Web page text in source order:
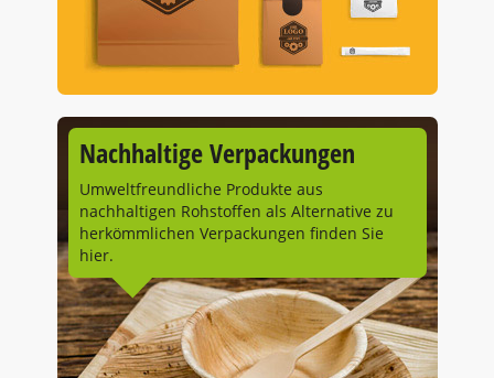
Nachhaltige Verpackungen
Umweltfreundliche Produkte aus
nachhaltigen Rohstoffen als Alternative zu
herkömmlichen Verpackungen finden Sie
hier.